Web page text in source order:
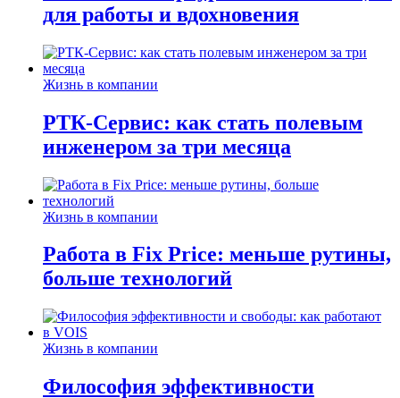
для работы и вдохновения
Жизнь в компании
РТК-Сервис: как стать полевым
инженером за три месяца
Жизнь в компании
Работа в Fix Price: меньше рутины,
больше технологий
Жизнь в компании
Философия эффективности